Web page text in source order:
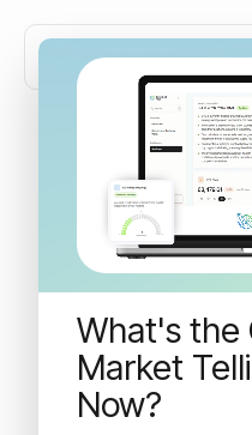
What's the
Market
Now?
Persbericht:
laten oren
negatief
advies van
August 1, 2023